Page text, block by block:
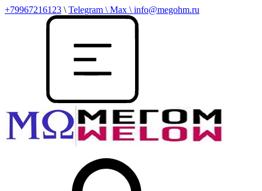
+79967216123 \ Telegram \ Max \ info@megohm.ru